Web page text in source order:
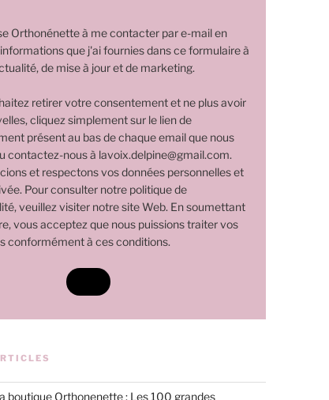
Orthonénette à me contacter par e-mail en
que j'ai fournies dans ce formulaire à
de mise à jour et de marketing.
retirer votre consentement et ne plus avoir
cliquez simplement sur le lien de
présent au bas de chaque email que nous
contactez-nous à lavoix.delpine@gmail.com.
et respectons vos données personnelles et
Pour consulter notre politique de
veuillez visiter notre site Web. En soumettant
vous acceptez que nous puissions traiter vos
conformément à ces conditions.
boutique Orthonenette : Les 100 grandes